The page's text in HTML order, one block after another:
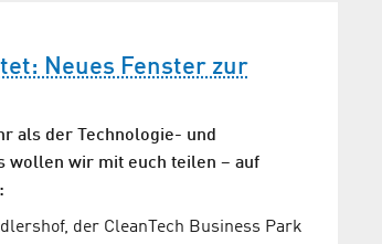
Neues Fenster zur
als der Technologie- und
wollen wir mit euch teilen – auf
der CleanTech Business Park